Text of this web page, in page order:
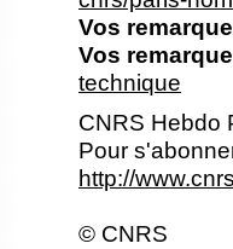
Vos
Vos
technique
CNRS Hebdo
Pour
http://
© CNRS